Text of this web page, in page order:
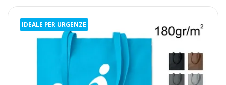
IDEALE PER URGENZE